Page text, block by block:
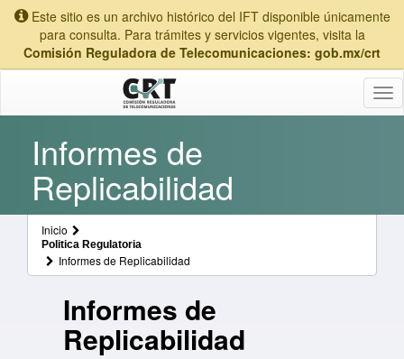
Este sitio es un archivo histórico del IFT disponible únicamente
para consulta. Para trámites y servicios vigentes, visita la
Comisión Reguladora de Telecomunicaciones: gob.mx/crt
Informes de
Replicabilidad
Inicio
Politica Regulatoria
Informes de Replicabilidad
Informes de
Replicabilidad